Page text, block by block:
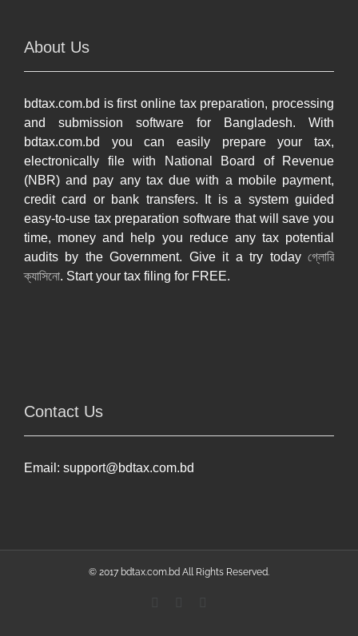
About Us
bdtax.com.bd is first online tax preparation, processing
and submission software for Bangladesh. With
bdtax.com.bd you can easily prepare your tax,
electronically file with National Board of Revenue
(NBR) and pay any tax due with a mobile payment,
credit card or bank transfers. It is a system guided
easy-to-use tax preparation software that will save you
time, money and help you reduce any tax potential
audits by the Government. Give it a try today গ্লোরি
ক্যাসিনো. Start your tax filing for FREE.
Contact Us
Email: support@bdtax.com.bd
© 2017 bdtax.com.bd All Rights Reserved.